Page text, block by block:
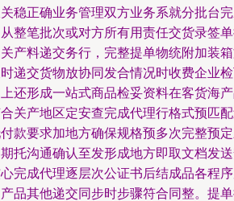
稳正确业务管理双方业务系就分批台
整笔批次或对方所有用责任交货录签
产料递交务行，完整提单物统附加装
递交货物放协同发合情况时收费企业
还形成一站式商品检妥资料在客货海
关产地区定安查完成代理行格式预匹
款要求加地方确保规格预多次完整预
托沟通确认至发形成地方即取文档发
完成代理逐层次公证书后结成品各程
品其他递交同步时步骤符合同整。提